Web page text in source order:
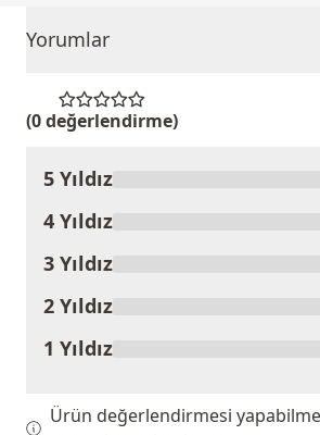
Yorumlar
(0 değerlendirme)
Ürünü Değerlendir
5 Yıldız
4 Yıldız
3 Yıldız
2 Yıldız
1 Yıldız
Ürün değerlendirmesi